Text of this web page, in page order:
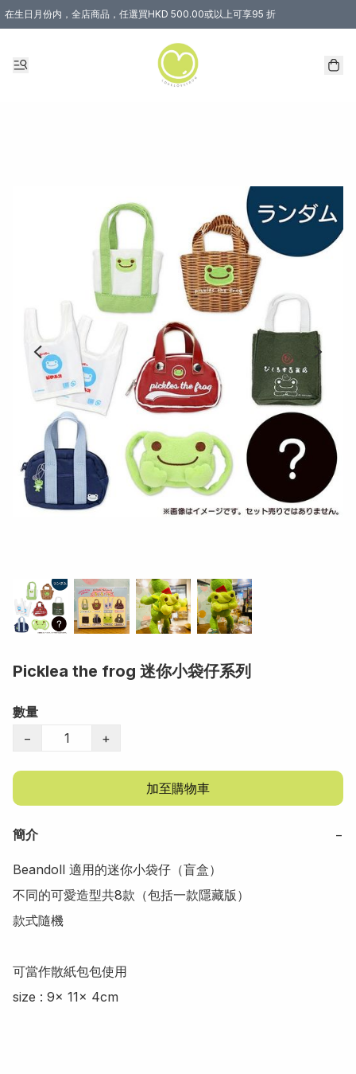
在生日月份内，全店商品，任選買HKD 500.00或以上可享95 折
Picklea the frog 迷你小袋仔系列
數量
−
+
加至購物車
簡介 −
Beandoll 適用的迷你小袋仔（盲盒）
不同的可愛造型共8款（包括一款隱藏版）
款式隨機
可當作散紙包包使用
size : 9x 11x 4cm